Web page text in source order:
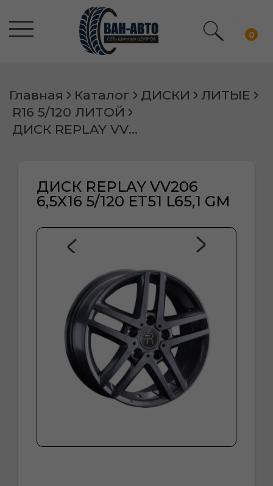
0
Главная Каталог ДИСКИ
ЛИТЫЕ
R16 5/120 ЛИТОЙ
ДИСК REPLAY VV206 6,5X16 5/120 ET51 L65,1 GM
ДИСК REPLAY VV206
6,5X16 5/120 ET51 L65,1 GM